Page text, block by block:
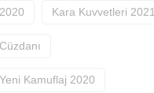
Kara Kuvvetleri 2021
Kamuflaj 2020